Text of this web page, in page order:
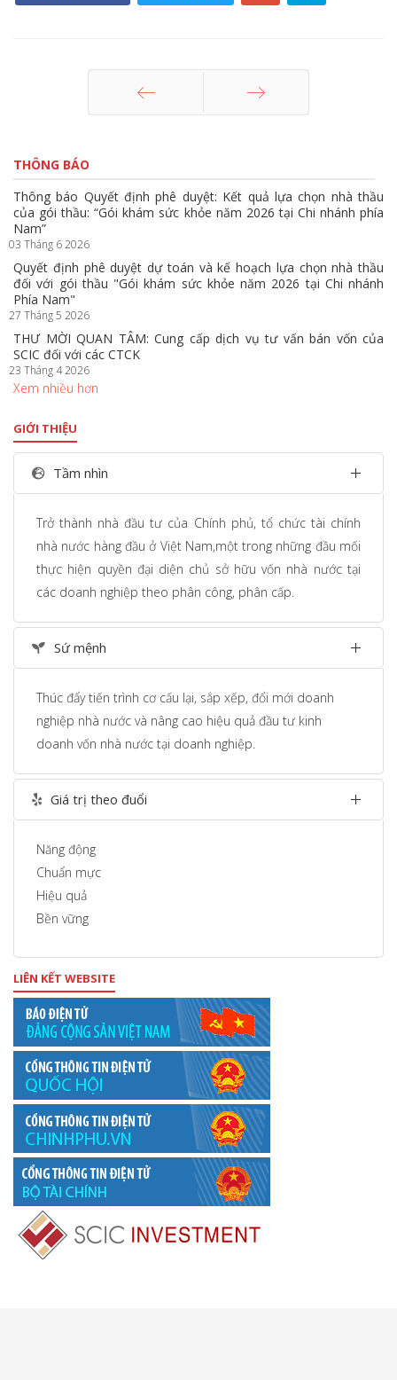
THÔNG BÁO
Thông báo Quyết định phê duyệt: Kết quả lựa chọn nhà thầu
của gói thầu: “Gói khám sức khỏe năm 2026 tại Chi nhánh phía
Nam”
03 Tháng 6 2026
Quyết định phê duyệt dự toán và kế hoạch lựa chọn nhà thầu
đối với gói thầu "Gói khám sức khỏe năm 2026 tại Chi nhánh
Phía Nam"
27 Tháng 5 2026
THƯ MỜI QUAN TÂM: Cung cấp dịch vụ tư vấn bán vốn của
SCIC đối với các CTCK
23 Tháng 4 2026
Xem nhiều hơn
GIỚI THIỆU
Tầm nhìn
Trở thành nhà đầu tư của Chính phủ, tổ chức tài chính
nhà nước hàng đầu ở Việt Nam,một trong những đầu mối
thực hiện quyền đại diện chủ sở hữu vốn nhà nước tại
các doanh nghiệp theo phân công, phân cấp.
Sứ mệnh
Thúc đẩy tiến trình cơ cấu lại, sắp xếp, đổi mới doanh
nghiệp nhà nước và nâng cao hiệu quả đầu tư kinh
doanh vốn nhà nước tại doanh nghiệp.
Giá trị theo đuổi
Năng động
Chuẩn mực
Hiệu quả
Bền vững
LIÊN KẾT WEBSITE